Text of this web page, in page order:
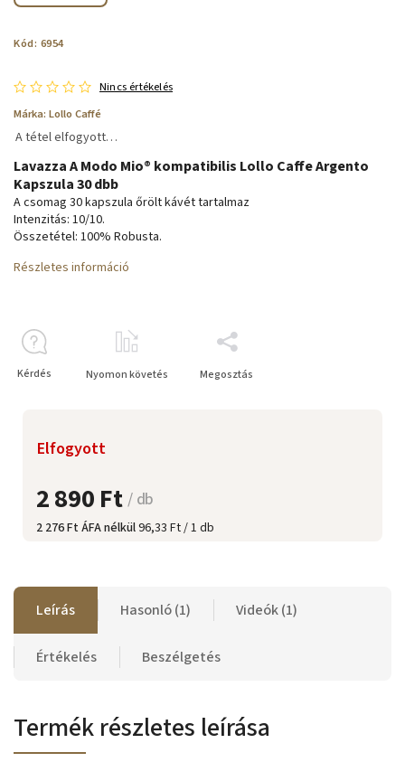
Kód: 6954
Nincs értékelés
Márka: Lollo Caffé
2 890 Ft/ db
2 276 Ft ÁFA nélkül96,33 Ft / 1 db
Elfogyott
A tétel elfogyott…
Lavazza A Modo Mio® kompatibilis Lollo Caffe Argento
Kapszula 30 dbb
A csomag 30 kapszula őrölt kávét tartalmaz
Intenzitás: 10/10.
Összetétel: 100% Robusta.
Részletes információ
Kérdés Nyomon követés Megosztás
Leírás Hasonló (1) Videók (1)
Értékelés Beszélgetés
Termék részletes leírása